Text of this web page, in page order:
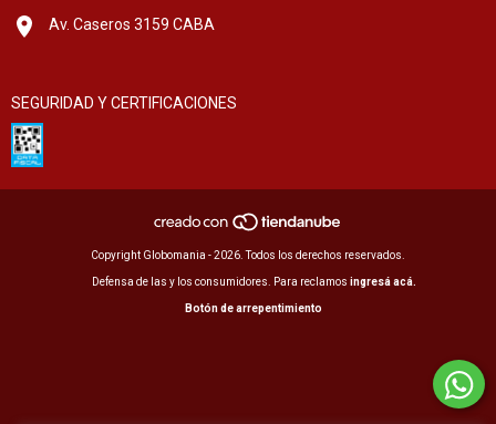
Av. Caseros 3159 CABA
SEGURIDAD Y CERTIFICACIONES
Copyright Globomania - 2026. Todos los derechos reservados.
Defensa de las y los consumidores. Para reclamos ingresá acá.
Botón de arrepentimiento